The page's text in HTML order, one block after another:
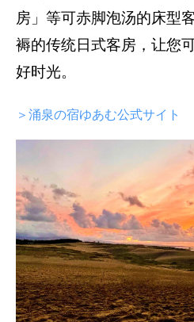
房」等可赤脚泡汤的床型
褥的传统日式客房，让您
好时光。
＞涌泉の宿ゆあむ公式サイト